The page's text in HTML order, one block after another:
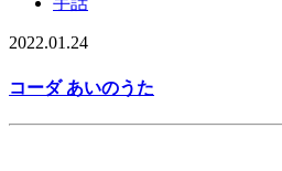
2022.01.24
コーダ あいのうた